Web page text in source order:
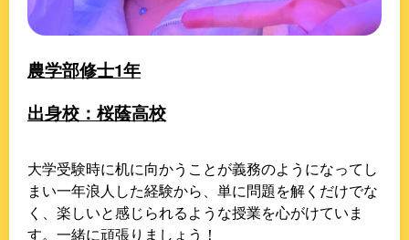
農学部修士1年
出身校：桜蔭高校
大学受験時に机に向かうことが義務のようになってし
まい一年浪人した経験から、単に問題を解くだけでな
く、楽しいと感じられるような授業を心がけていま
す。一緒に頑張りましょう！